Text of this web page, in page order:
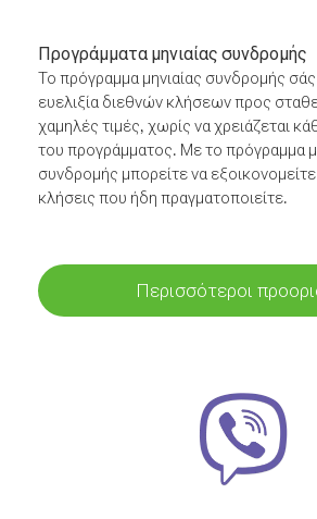
Προγράμματα μηνιαίας συνδρομής
Το πρόγραμμα μηνιαίας συνδρομής
ευελιξία διεθνών κλήσεων προς
χαμηλές τιμές, χωρίς να χρειάζεται
του προγράμματος. Με το πρόγραμμα
συνδρομής μπορείτε να
κλήσεις που ήδη πραγματοποιείτε.
Περισσότεροι